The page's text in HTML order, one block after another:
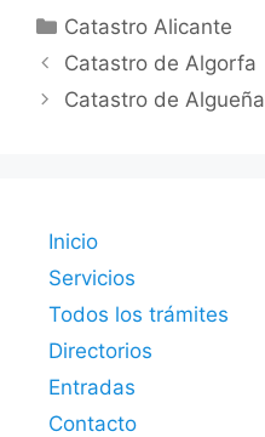
Categorías
Catastro Alicante
Catastro de Algorfa
Catastro de Algueña
Inicio
Servicios
Todos los trámites
Directorios
Entradas
Contacto